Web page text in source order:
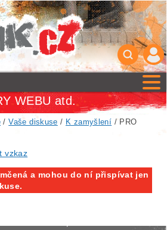
WEBU atd.
/Vaše diskuse / K zamyšlení / PRO
vzkaz
a mohou do ní přispívat jen